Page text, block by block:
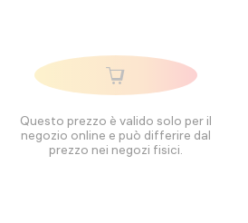
Questo prezzo è valido solo per il
negozio online e può differire dal
prezzo nei negozi fisici.